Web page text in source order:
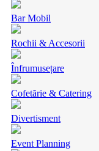
Bar Mobil
Rochii & Accesorii
Înfrumusețare
Cofetărie & Catering
Divertisment
Event Planning